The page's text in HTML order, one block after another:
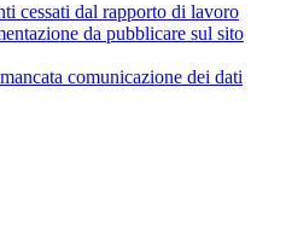
cessati dal rapporto di lavoro
da pubblicare sul sito
comunicazione dei dati